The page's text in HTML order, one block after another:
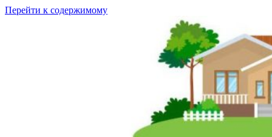
Перейти к содержимому